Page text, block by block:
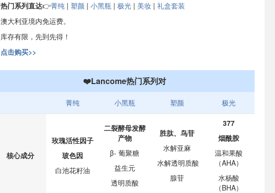
热门系列直达👉菁纯 | 塑颜 | 小黑瓶 | 极光 | 美妆 | 礼盒套装
澳大利亚境内免运费。
库存有限，先到先得！
点击购买>>
❤️Lancome热门系列对
菁纯 小黑瓶 塑颜 极光
核心成分
玫瑰活性因子
玻色因
白池花籽油
二裂酵母发酵
产物
β- 葡聚糖
益生元
透明质酸
胜肽、鸟苷
水解亚麻
水解透明质酸
腺苷
377
烟酰胺
温和果酸
（AHA）
水杨酸
（BHA）